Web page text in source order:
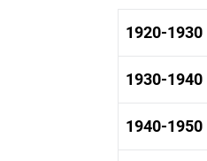
1920-1930
1920-
1920-
1930-1940
1930-
1930-
1940-1950